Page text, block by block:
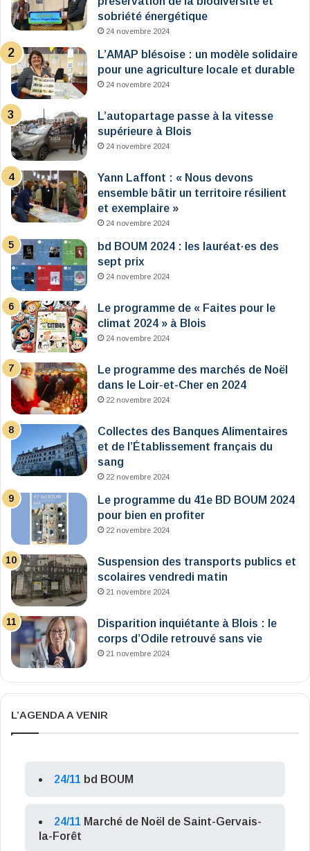
sobriété énergétique
24 novembre 2024
L’AMAP blésoise : un modèle solidaire
pour une agriculture locale et durable
24 novembre 2024
L’autopartage passe à la vitesse
supérieure à Blois
24 novembre 2024
Yann Laffont : « Nous devons
ensemble bâtir un territoire résilient
et exemplaire »
24 novembre 2024
bd BOUM 2024 : les lauréat·es des
sept prix
24 novembre 2024
Le programme de « Faites pour le
climat 2024 » à Blois
24 novembre 2024
Le programme des marchés de Noël
dans le Loir-et-Cher en 2024
22 novembre 2024
Collectes des Banques Alimentaires
et de l’Établissement français du
sang
22 novembre 2024
Le programme du 41e BD BOUM 2024
pour bien en profiter
22 novembre 2024
Suspension des transports publics et
scolaires vendredi matin
21 novembre 2024
Disparition inquiétante à Blois : le
corps d’Odile retrouvé sans vie
21 novembre 2024
L’AGENDA A VENIR
24/11 bd BOUM
24/11 Marché de Noël de Saint-Gervais-
la-Forêt